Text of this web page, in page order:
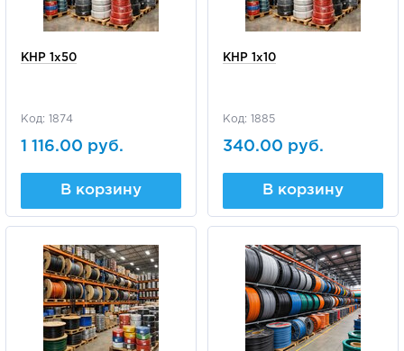
КНР 1х50
Код: 1874
1 116.00 руб.
В корзину
КНР 1х10
Код: 1885
340.00 руб.
В корзину